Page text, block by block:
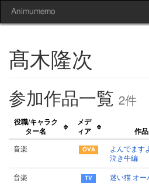
Animumemo
髙木隆次
参加作品一覧 2件
役職/キャラク
ター名
メデ
ィア
作
音楽
よんでます
泣き牛編
音楽 迷い猫 オー